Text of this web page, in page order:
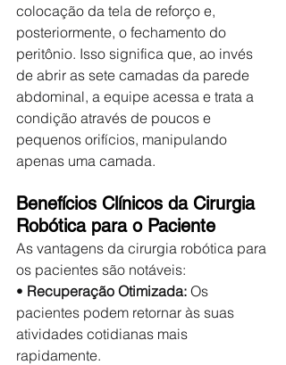
colocação da tela de reforço e,
posteriormente, o fechamento do
peritônio. Isso significa que, ao invés
de abrir as sete camadas da parede
abdominal, a equipe acessa e trata a
condição através de poucos e
pequenos orifícios, manipulando
apenas uma camada.
Benefícios Clínicos da Cirurgia
Robótica para o Paciente
As vantagens da cirurgia robótica para
os pacientes são notáveis:
• Recuperação Otimizada: Os
pacientes podem retornar às suas
atividades cotidianas mais
rapidamente.